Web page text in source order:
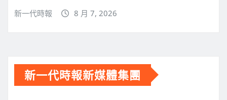
新一代時報 8 月 7, 2026
新一代時報新媒體集團